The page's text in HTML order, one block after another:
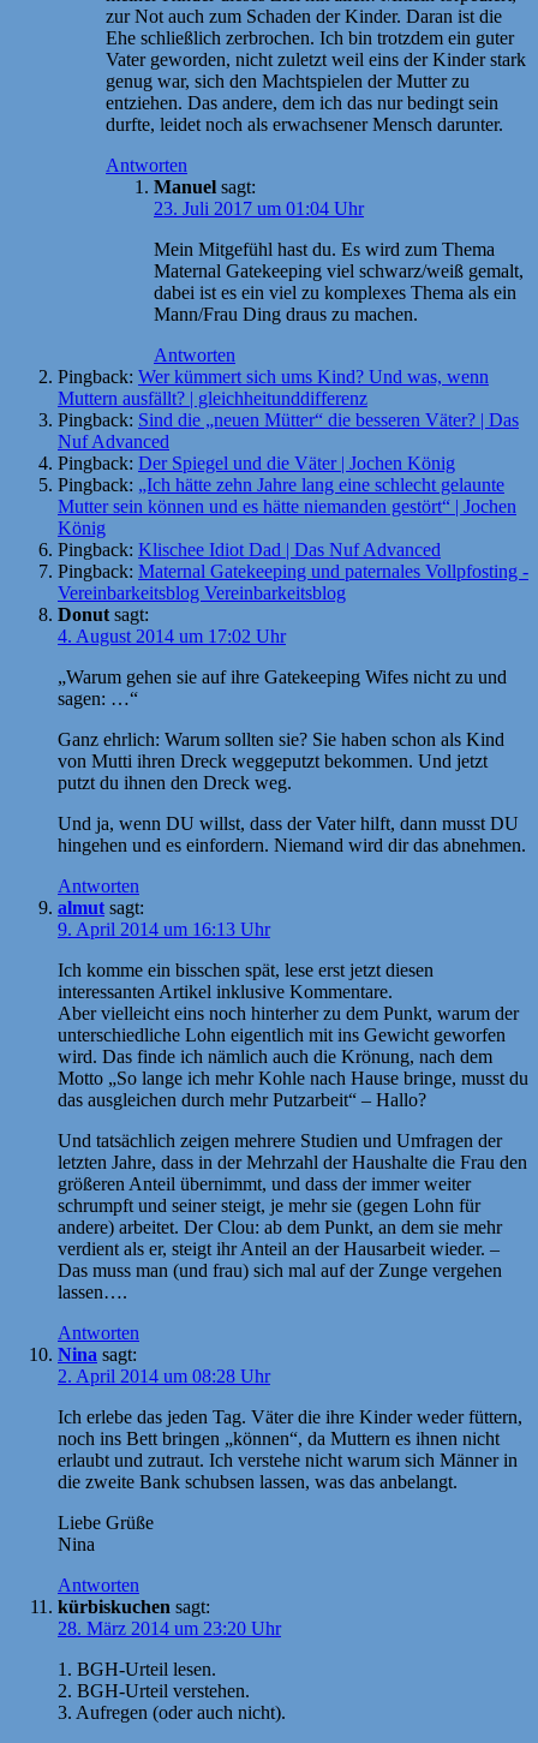
zur Not auch zum Schaden der Kinder. Daran ist die
Ehe schließlich zerbrochen. Ich bin trotzdem ein guter
Vater geworden, nicht zuletzt weil eins der Kinder stark
genug war, sich den Machtspielen der Mutter zu
entziehen. Das andere, dem ich das nur bedingt sein
durfte, leidet noch als erwachsener Mensch darunter.
Antworten
Manuel sagt:
23. Juli 2017 um 01:04 Uhr
Mein Mitgefühl hast du. Es wird zum Thema
Maternal Gatekeeping viel schwarz/weiß gemalt,
dabei ist es ein viel zu komplexes Thema als ein
Mann/Frau Ding draus zu machen.
Antworten
Pingback: Wer kümmert sich ums Kind? Und was, wenn
Muttern ausfällt? | gleichheitunddifferenz
Pingback: Sind die „neuen Mütter“ die besseren Väter? | Das
Nuf Advanced
Pingback: Der Spiegel und die Väter | Jochen König
Pingback: „Ich hätte zehn Jahre lang eine schlecht gelaunte
Mutter sein können und es hätte niemanden gestört“ | Jochen
König
Pingback: Klischee Idiot Dad | Das Nuf Advanced
Pingback: Maternal Gatekeeping und paternales Vollpfosting -
Vereinbarkeitsblog Vereinbarkeitsblog
Donut sagt:
4. August 2014 um 17:02 Uhr
„Warum gehen sie auf ihre Gatekeeping Wifes nicht zu und
sagen: …“
Ganz ehrlich: Warum sollten sie? Sie haben schon als Kind
von Mutti ihren Dreck weggeputzt bekommen. Und jetzt
putzt du ihnen den Dreck weg.
Und ja, wenn DU willst, dass der Vater hilft, dann musst DU
hingehen und es einfordern. Niemand wird dir das abnehmen.
Antworten
almut sagt:
9. April 2014 um 16:13 Uhr
Ich komme ein bisschen spät, lese erst jetzt diesen
interessanten Artikel inklusive Kommentare.
Aber vielleicht eins noch hinterher zu dem Punkt, warum der
unterschiedliche Lohn eigentlich mit ins Gewicht geworfen
wird. Das finde ich nämlich auch die Krönung, nach dem
Motto „So lange ich mehr Kohle nach Hause bringe, musst du
das ausgleichen durch mehr Putzarbeit“ – Hallo?
Und tatsächlich zeigen mehrere Studien und Umfragen der
letzten Jahre, dass in der Mehrzahl der Haushalte die Frau den
größeren Anteil übernimmt, und dass der immer weiter
schrumpft und seiner steigt, je mehr sie (gegen Lohn für
andere) arbeitet. Der Clou: ab dem Punkt, an dem sie mehr
verdient als er, steigt ihr Anteil an der Hausarbeit wieder. –
Das muss man (und frau) sich mal auf der Zunge vergehen
lassen….
Antworten
Nina sagt:
2. April 2014 um 08:28 Uhr
Ich erlebe das jeden Tag. Väter die ihre Kinder weder füttern,
noch ins Bett bringen „können“, da Muttern es ihnen nicht
erlaubt und zutraut. Ich verstehe nicht warum sich Männer in
die zweite Bank schubsen lassen, was das anbelangt.
Liebe Grüße
Nina
Antworten
kürbiskuchen sagt:
28. März 2014 um 23:20 Uhr
1. BGH-Urteil lesen.
2. BGH-Urteil verstehen.
3. Aufregen (oder auch nicht).